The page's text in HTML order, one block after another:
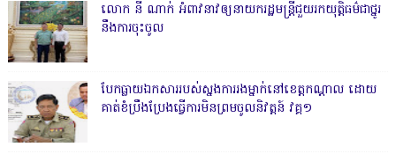
លោក នី ណាក់ អំពាវនាវឲ្យនាយករដ្ឋមន្ត្រីជួយរកយុត្តិធម៌ជាថ្នូរ
នឹងការចុះចូល
បែកធ្លាយឯកសាររបស់ស្នងការរងម្នាក់នៅខេត្តកណ្ដាល ដោយ
គាត់ខំប្រឹងប្រែងធ្វើការមិនព្រមចូលនិវត្តន៍ វគ្គ១